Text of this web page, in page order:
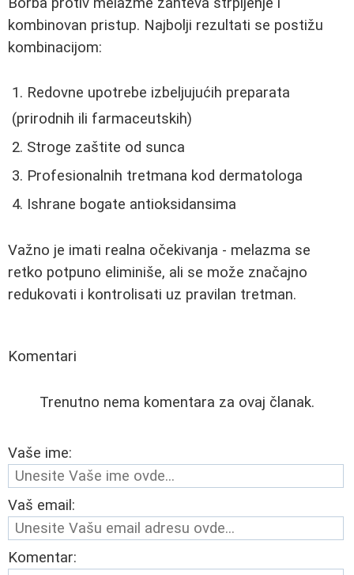
kombinovan pristup. Najbolji rezultati se postižu
kombinacijom:
Redovne upotrebe izbeljujućih preparata
(prirodnih ili farmaceutskih)
Stroge zaštite od sunca
Profesionalnih tretmana kod dermatologa
Ishrane bogate antioksidansima
Važno je imati realna očekivanja - melazma se
retko potpuno eliminiše, ali se može značajno
redukovati i kontrolisati uz pravilan tretman.
Komentari
Trenutno nema komentara za ovaj članak.
Vaše ime:
Vaš email:
Komentar: